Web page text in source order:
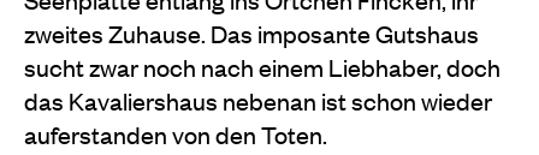
zweites Zuhause. Das imposante Gutshaus
sucht zwar noch nach einem Liebhaber, doch
das Kavaliershaus nebenan ist schon wieder
auferstanden von den Toten.